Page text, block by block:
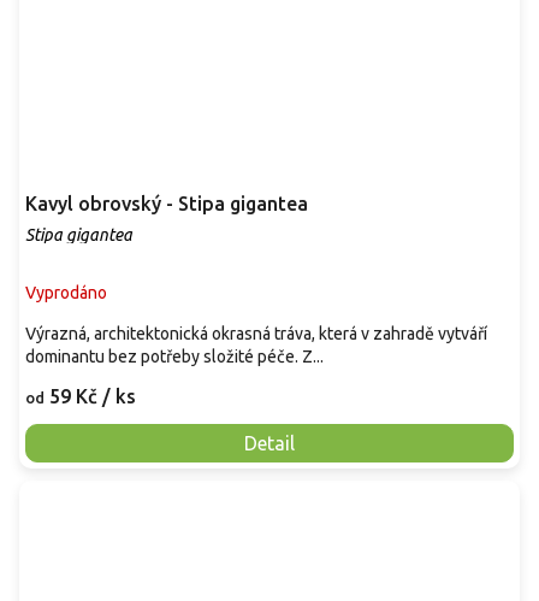
Kavyl obrovský - Stipa gigantea
Stipa gigantea
Vyprodáno
od 59 Kč / ks
Detail
Výrazná, architektonická okrasná tráva, která v zahradě vytváří
dominantu bez potřeby složité péče. Z...